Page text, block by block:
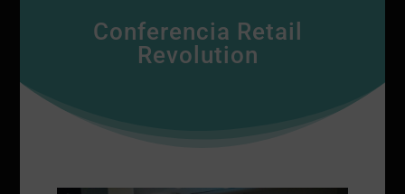
Conferencia Retail
Revolution